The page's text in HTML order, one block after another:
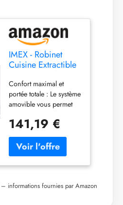
IMEX - Robinet
Cuisine Extractible
Acier S.316 |
Robinet
Monocommande
Évier | Robinetterie
Cuisine avec
Douche Flexible
360º | Robinetterie
en Laiton | Série
Malte
Confort maximal et
portée totale : Le système
amovible vous permet
de l’eau avec une liberté
totale, facilitant le lavage
des grandes casseroles,
des aliments et le
nettoyage complet de
efficacement. Contrôle
141,19 €
informations fournies par Amazon